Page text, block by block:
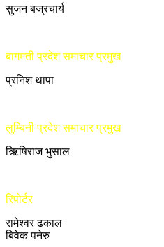
सुजन बज्रचार्य
बागमती प्रदेश समाचार प्रमुख
प्रनिश थापा
लुम्बिनी प्रदेश समाचार प्रमुख
ऋिषिराज भुसाल
रिपोर्टर
रामेश्वर ढकाल
बिवेक पनेरु